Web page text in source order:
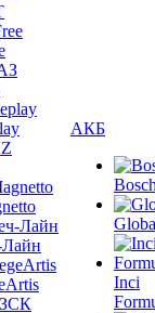
Лайн
АКБ
Inci